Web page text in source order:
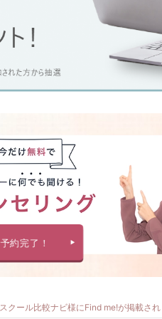
スクール比較ナビ様にFind me!が掲載さ